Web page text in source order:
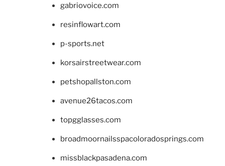
gabriovoice.com
resinflowart.com
p-sports.net
korsairstreetwear.com
petshopallston.com
avenue26tacos.com
topgglasses.com
broadmoornailsspacoloradosprings.com
missblackpasadena.com